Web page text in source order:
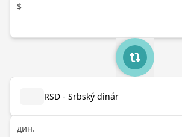
$
RSD - Srbský dinár
дин.